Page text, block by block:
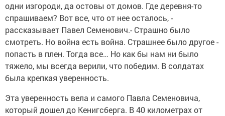
одни изгороди, да остовы от домов. Где деревня-то
спрашиваем? Вот все, что от нее осталось, -
рассказывает Павел Семенович.- Страшно было
смотреть. Но война есть война. Страшнее было другое -
попасть в плен. Тогда все… Но как бы нам ни было
тяжело, мы всегда верили, что победим. В солдатах
была крепкая уверенность.
Эта уверенность вела и самого Павла Семеновича,
который дошел до Кенигсберга. В 40 километрах от